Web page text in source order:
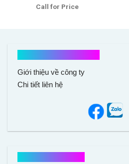
Được xếp
Call for Price
Giới thiệu về công ty
Chi tiết liên hệ